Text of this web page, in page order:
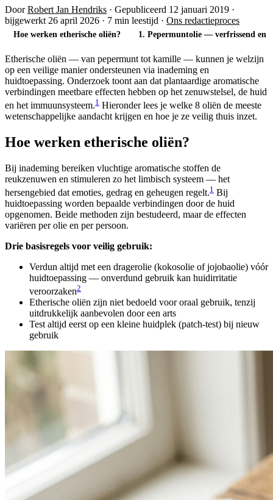
DoorRobert Jan Hendriks · Gepubliceerd 12 januari 2019 ·
bijgewerkt 26 april 2026 · 7 min leestijd · Ons redactieproces
Hoe werken etherische oliën? 1. Pepermuntolie — verfrissend en
Etherische oliën — van pepermunt tot kamille — kunnen je welzijn
op een veilige manier ondersteunen via inademing en
huidtoepassing. Onderzoek toont aan dat plantaardige aromatische
verbindingen meetbare effecten hebben op het zenuwstelsel, de huid
en het immuunsysteem.1 Hieronder lees je welke 8 oliën de meeste
wetenschappelijke aandacht krijgen en hoe je ze veilig thuis inzet.
Hoe werken etherische oliën?
Bij inademing bereiken vluchtige aromatische stoffen de
reukzenuwen en stimuleren zo het limbisch systeem — het
hersengebied dat emoties, gedrag en geheugen regelt.1 Bij
huidtoepassing worden bepaalde verbindingen door de huid
opgenomen. Beide methoden zijn bestudeerd, maar de effecten
variëren per olie en per persoon.
Drie basisregels voor veilig gebruik:
Verdun altijd met een dragerolie (kokosolie of jojobaolie) vóór
huidtoepassing — onverdund gebruik kan huidirritatie
veroorzaken2
Etherische oliën zijn niet bedoeld voor oraal gebruik, tenzij
uitdrukkelijk aanbevolen door een arts
Test altijd eerst op een kleine huidplek (patch-test) bij nieuw
gebruik